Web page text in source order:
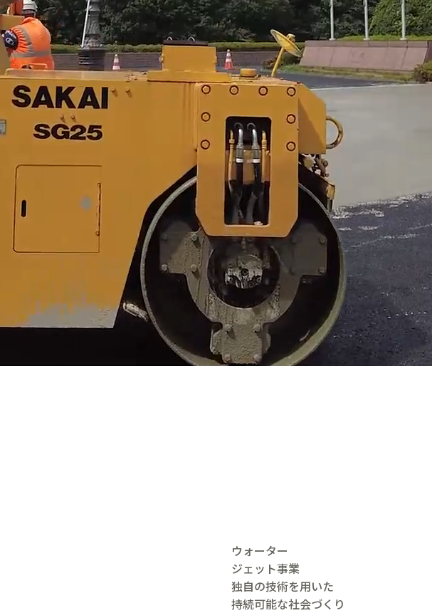
ウォーター
ジェット事業
独自の技術を用いた
持続可能な社会づくり